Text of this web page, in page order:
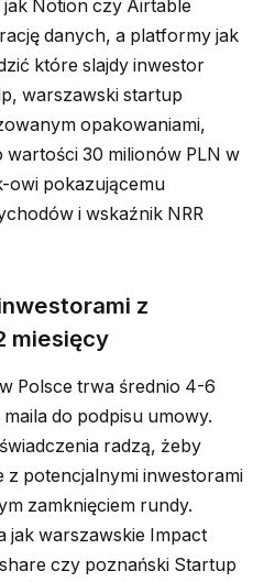
jak Notion czy Airtable
danych, a platformy jak
które slajdy inwestor
warszawski startup
opakowaniami,
wartości 30 milionów PLN w
owi pokazującemu
i wskaźnik NRR
z
miesięcy
Polsce trwa średnio 4-6
do podpisu umowy.
radzą, żeby
z potencjalnymi inwestorami
zamknięciem rundy.
jak warszawskie Impact
czy poznański Startup